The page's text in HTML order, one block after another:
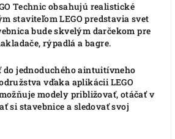
Technic obsahujú realistické
staviteľom LEGO predstavia svet
bude skvelým darčekom pre
rýpadlá a bagre.
do jednoduchého aintuitívneho
vďaka aplikácii LEGO
modely približovať, otáčať v
si stavebnice a sledovať svoj